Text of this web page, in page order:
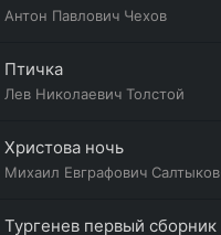
Антон Павлович Чехов
Птичка
Лев Николаевич Толстой
Христова ночь
Тургенев первый сборник